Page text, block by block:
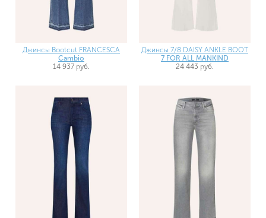
Джинсы Bootcut FRANCESCA
Cambio
14 937 руб.
Джинсы 7/8 DAISY ANKLE BOOT
7 FOR ALL MANKIND
24 443 руб.